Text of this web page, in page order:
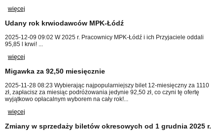
więcej
Udany rok krwiodawców MPK-Łódź
2025-12-09 09:02 W 2025 r. Pracownicy MPK-Łódź i ich Przyjaciele oddali
95,85 l krwi! ...
więcej
Migawka za 92,50 miesięcznie
2025-11-28 08:23 Wybierając najpopularniejszy bilet 12-miesięczny za 1110
zł, zapłacisz za miesiąc podróżowania jedynie 92,50 zł, co czyni tę ofertę
wyjątkowo opłacalnym wyborem na cały rok!...
więcej
Zmiany w sprzedaży biletów okresowych od 1 grudnia 2025 r.